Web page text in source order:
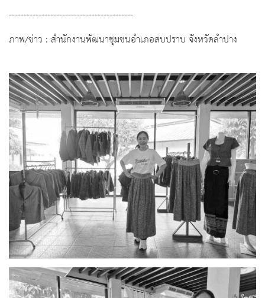
------------------------------------------
ภาพ/ข่าว : สำนักงานพัฒนาชุมชนอำเภอสบปราบ จังหวัดลำปาง